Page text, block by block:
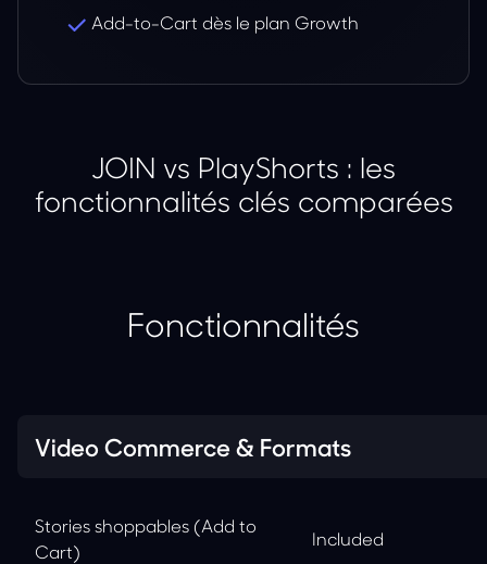
Add-to-Cart dès le plan Growth
JOIN vs PlayShorts : les
fonctionnalités clés comparées
Fonctionnalités
Video Commerce & Formats
Stories shoppables (Add to
Cart)
Included